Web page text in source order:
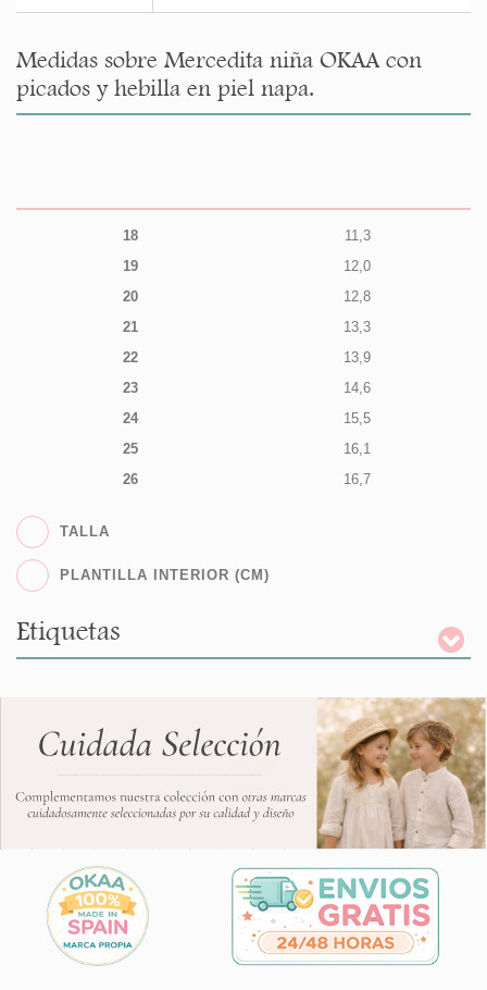
Medidas sobre Mercedita niña OKAA con
picados y hebilla en piel napa.
18
11,3
19
12,0
20
12,8
21
13,3
22
13,9
23
14,6
24
15,5
25
16,1
26
16,7
TALLA
PLANTILLA INTERIOR (CM)
Etiquetas